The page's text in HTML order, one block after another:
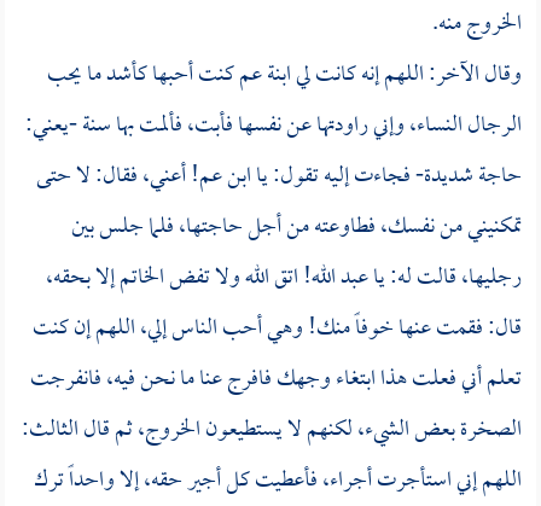
الخروج منه.
وقال الآخر: اللهم إنه كانت لي ابنة عم كنت أحبها كأشد ما يحب
الرجال النساء، وإني راودتها عن نفسها فأبت، فألمت بها سنة -يعني:
حاجة شديدة- فجاءت إليه تقول: يا ابن عم! أعني، فقال: لا حتى
تمكنيني من نفسك، فطاوعته من أجل حاجتها، فلما جلس بين
رجليها، قالت له: يا عبد الله! اتق الله ولا تفض الخاتم إلا بحقه،
قال: فقمت عنها خوفاً منك! وهي أحب الناس إلي، اللهم إن كنت
تعلم أني فعلت هذا ابتغاء وجهك فافرج عنا ما نحن فيه، فانفرجت
الصخرة بعض الشيء، لكنهم لا يستطيعون الخروج، ثم قال الثالث:
اللهم إني استأجرت أجراء، فأعطيت كل أجير حقه، إلا واحداً ترك